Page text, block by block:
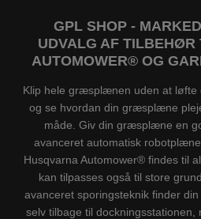
GPL SHOP -
UDVALG AF TILBEHØR
AUTOMOWER® OG
Klip hele græsplænen uden at løfte
og se hvordan din græsplæne
måde. Giv din græsplæne en
avanceret automatisk
Husqvarna Automower® findes til
kan tilpasses også til store
avanceret sporingsteknik finder
selv tilbage til dockningsstationen,